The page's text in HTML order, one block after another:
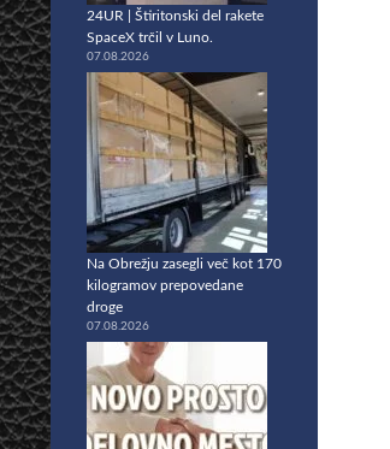
24UR | Štiritonski del rakete
SpaceX trčil v Luno.
07.08.2026
Na Obrežju zasegli več kot 170
kilogramov prepovedane
droge
07.08.2026